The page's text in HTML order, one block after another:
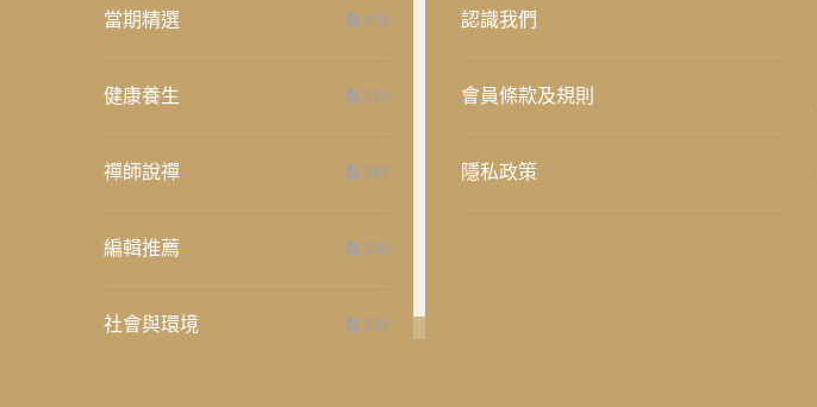
當期精選 658
健康養生 276
禪師說禪 267
編輯推薦 236
社會與環境 235
認識我們
會員條款及規則
隱私政策